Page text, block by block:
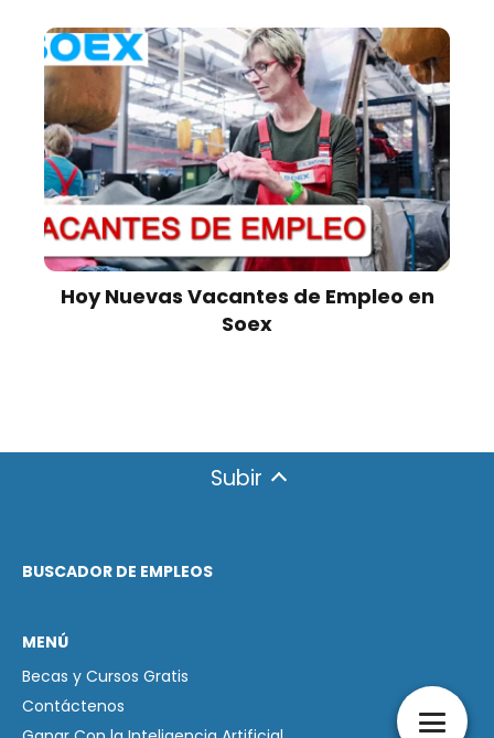
Hoy Nuevas Vacantes de Empleo en
Soex
Subir
BUSCADOR DE EMPLEOS
MENÚ
Becas y Cursos Gratis
Contáctenos